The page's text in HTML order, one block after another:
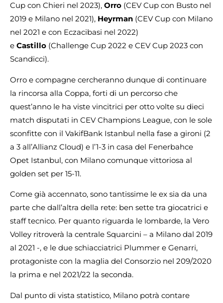
Cup con Chieri nel 2023), Orro (CEV Cup con Busto nel
2019 e Milano nel 2021), Heyrman (CEV Cup con Milano
nel 2021 e con Eczacibasi nel 2022)
e Castillo (Challenge Cup 2022 e CEV Cup 2023 con
Scandicci).
Orro e compagne cercheranno dunque di continuare
la rincorsa alla Coppa, forti di un percorso che
quest’anno le ha viste vincitrici per otto volte su dieci
match disputati in CEV Champions League, con le sole
sconfitte con il VakifBank Istanbul nella fase a gironi (2
a 3 all’Allianz Cloud) e l’1-3 in casa del Fenerbahce
Opet Istanbul, con Milano comunque vittoriosa al
golden set per 15-11.
Come già accennato, sono tantissime le ex sia da una
parte che dall’altra della rete: ben sette tra giocatrici e
staff tecnico. Per quanto riguarda le lombarde, la Vero
Volley ritroverà la centrale Squarcini – a Milano dal 2019
al 2021 -, e le due schiacciatrici Plummer e Genarri,
protagoniste con la maglia del Consorzio nel 209/2020
la prima e nel 2021/22 la seconda.
Dal punto di vista statistico, Milano potrà contare